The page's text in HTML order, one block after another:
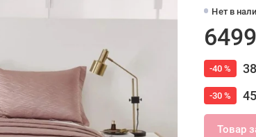
Нет в
6499
-40 %
-30 %
Товар